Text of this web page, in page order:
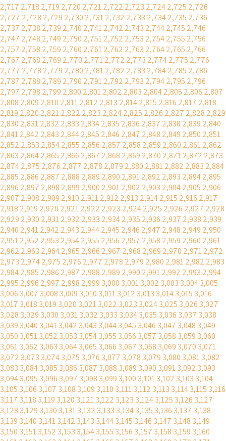
2,717 2,718 2,719 2,720 2,7212,722 2,723 2,7242,725 2,726
2,727 2,728 2,729 2,730 2,7312,732 2,733 2,7342,735 2,736
2,737 2,738 2,739 2,740 2,7412,742 2,743 2,7442,745 2,746
2,747 2,748 2,749 2,750 2,7512,752 2,753 2,7542,755 2,756
2,757 2,758 2,759 2,760 2,7612,762 2,763 2,7642,765 2,766
2,767 2,768 2,769 2,770 2,7712,772 2,773 2,7742,775 2,776
2,777 2,778 2,779 2,780 2,7812,782 2,783 2,7842,785 2,786
2,787 2,788 2,789 2,790 2,7912,792 2,793 2,7942,795 2,796
2,797 2,798 2,799 2,800 2,8012,802 2,803 2,8042,805 2,806 2,807
2,808 2,809 2,810 2,8112,812 2,813 2,8142,815 2,816 2,817 2,818
2,819 2,820 2,8212,822 2,823 2,8242,825 2,826 2,827 2,828 2,829
2,830 2,8312,832 2,833 2,8342,835 2,836 2,837 2,838 2,839 2,840
2,8412,842 2,843 2,8442,845 2,846 2,847 2,848 2,849 2,850 2,851
2,852 2,853 2,8542,855 2,856 2,857 2,858 2,859 2,860 2,8612,862
2,863 2,8642,865 2,866 2,867 2,868 2,869 2,870 2,8712,872 2,873
2,8742,875 2,876 2,877 2,878 2,879 2,880 2,8812,882 2,883 2,884
2,885 2,886 2,887 2,888 2,889 2,890 2,8912,892 2,893 2,8942,895
2,896 2,897 2,898 2,899 2,900 2,9012,902 2,903 2,9042,905 2,906
2,907 2,908 2,909 2,910 2,9112,912 2,913 2,9142,915 2,916 2,917
2,918 2,919 2,920 2,9212,922 2,923 2,9242,925 2,926 2,927 2,928
2,929 2,930 2,9312,932 2,933 2,9342,935 2,936 2,937 2,938 2,939
2,940 2,9412,942 2,943 2,9442,945 2,946 2,947 2,948 2,949 2,950
2,9512,952 2,953 2,9542,955 2,956 2,957 2,958 2,959 2,960 2,961
2,962 2,963 2,9642,965 2,966 2,967 2,968 2,969 2,970 2,9712,972
2,973 2,9742,975 2,976 2,977 2,978 2,979 2,980 2,9812,982 2,983
2,9842,985 2,986 2,987 2,988 2,989 2,990 2,9912,992 2,993 2,994
2,995 2,996 2,997 2,998 2,999 3,000 3,0013,002 3,003 3,0043,005
3,006 3,007 3,008 3,009 3,010 3,0113,012 3,013 3,0143,015 3,016
3,017 3,018 3,019 3,020 3,0213,022 3,023 3,0243,025 3,026 3,027
3,028 3,029 3,030 3,0313,032 3,033 3,0343,035 3,036 3,037 3,038
3,039 3,040 3,0413,042 3,043 3,0443,045 3,046 3,047 3,048 3,049
3,050 3,0513,052 3,053 3,0543,055 3,056 3,057 3,058 3,059 3,060
3,0613,062 3,063 3,0643,065 3,066 3,067 3,068 3,069 3,070 3,071
3,072 3,073 3,0743,075 3,076 3,077 3,078 3,079 3,080 3,0813,082
3,083 3,0843,085 3,086 3,087 3,088 3,089 3,090 3,0913,092 3,093
3,0943,095 3,096 3,097 3,098 3,099 3,100 3,1013,102 3,103 3,104
3,105 3,106 3,107 3,108 3,109 3,110 3,1113,112 3,113 3,1143,115 3,116
3,117 3,118 3,119 3,120 3,1213,122 3,123 3,1243,125 3,126 3,127
3,128 3,129 3,130 3,1313,132 3,133 3,1343,135 3,136 3,137 3,138
3,139 3,140 3,1413,142 3,143 3,1443,145 3,146 3,147 3,148 3,149
3,150 3,1513,152 3,153 3,1543,155 3,156 3,157 3,158 3,159 3,160